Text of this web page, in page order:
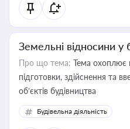
Земельні відносини у
Про що тема: Тема охоплює
підготовки, здійснення та
об’єктів будівництва
Будівельна діяльність